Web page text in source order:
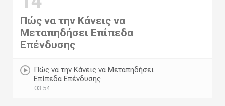
Πώς να την Κάνεις να
Μεταπηδήσει Επίπεδα
Επένδυσης
Πώς να την Κάνεις να Μεταπηδήσει
Επίπεδα Επένδυσης
03:54